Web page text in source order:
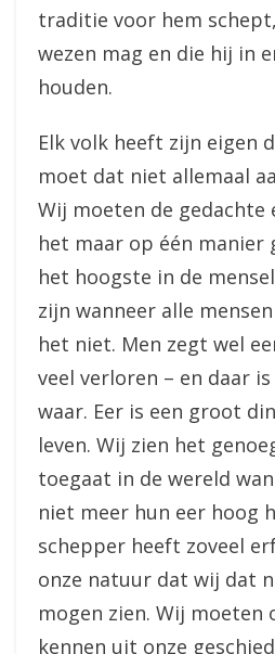
traditie voor hem
wezen mag en die hij in
houden.
Elk volk heeft zijn eigen
moet dat niet allemaal
Wij moeten de gedachte
het maar op één manier
het hoogste in de
zijn wanneer alle
het niet. Men zegt wel
veel verloren – en daar
waar. Eer is een groot
leven. Wij zien het
toegaat in de wereld
niet meer hun eer hoog
schepper heeft zoveel
onze natuur dat wij dat
mogen zien. Wij moeten
kennen uit onze